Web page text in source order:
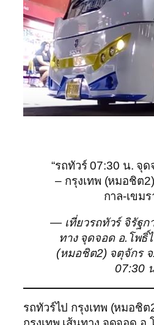
“รถทัวร์ 07:30 น. จุ
– กรุงเทพ (หมอชิต
กาล-เขมร
— เที่ยวรถทัวร์ จิรัฐก
ทาง จุดจอด อ.โพธิ์
(หมอชิต2) จตุจักร จ
07:30
รถทัวร์ไป กรุงเทพ (หมอชิ